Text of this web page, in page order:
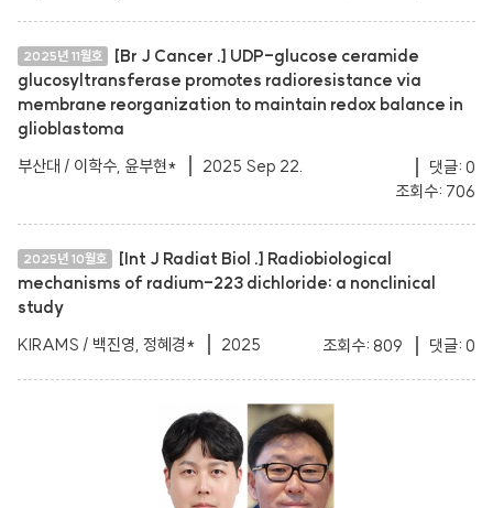
2025년 11월호
[Br J Cancer .] UDP-glucose ceramide
glucosyltransferase promotes radioresistance via
membrane reorganization to maintain redox balance in
glioblastoma
부산대 / 이학수, 윤부현*
2025 Sep 22.
댓글: 0
조회수: 706
2025년 10월호
[Int J Radiat Biol .] Radiobiological
mechanisms of radium-223 dichloride: a nonclinical
study
KIRAMS / 백진영, 정혜경*
2025 댓글: 0
조회수: 809